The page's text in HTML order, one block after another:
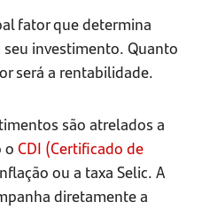
fator que determina
investimento. Quanto
será a rentabilidade.
são atrelados a
o CDI (Certificado de
ou a taxa Selic. A
diretamente a